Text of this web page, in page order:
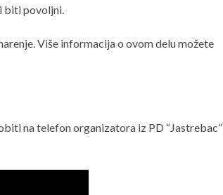
biti povoljni.
Više informacija o ovom delu možete
na telefon organizatora iz PD “Jastrebac”